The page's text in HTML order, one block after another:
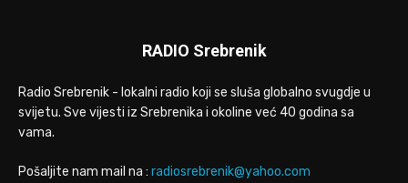
RADIO Srebrenik
Radio Srebrenik - lokalni radio koji se sluša globalno svugdje u
svijetu. Sve vijesti iz Srebrenika i okoline već 40 godina sa
vama.
Pošaljite nam mail na : radiosrebrenik@yahoo.com